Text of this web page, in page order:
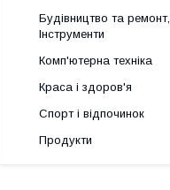
Будівництво та ремонт,
Інструменти
Комп'ютерна техніка
Краса і здоров'я
Спорт і відпочинок
Продукти